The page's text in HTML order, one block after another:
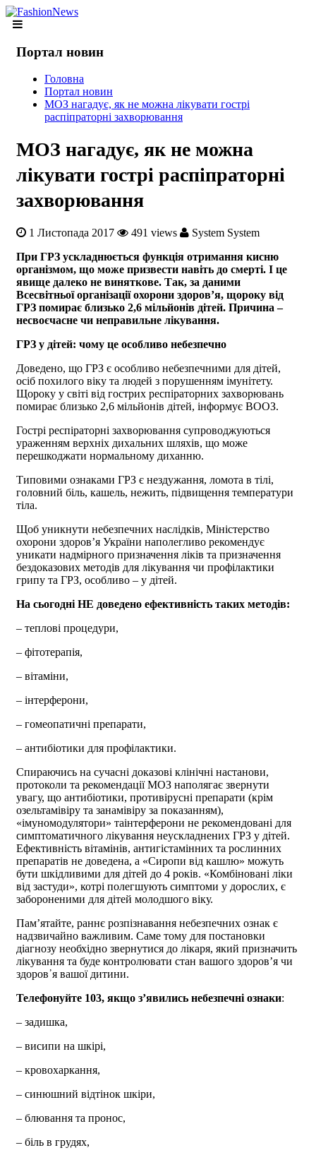
Портал новин
Головна
Портал новин
МОЗ нагадує, як не можна лікувати гострі
распіпраторні захворювання
МОЗ нагадує, як не можна
лікувати гострі распіпраторні
захворювання
1 Листопада 2017 491 views
System System
При ГРЗ ускладнюється функція отримання кисню
організмом, що може призвести навіть до смерті. І це
явище далеко не виняткове. Так, за даними
Всесвітньої організації охорони здоров’я, щороку від
ГРЗ помирає близько 2,6 мільйонів дітей. Причина –
несвоєчасне чи неправильне лікування.
ГРЗ у дітей: чому це особливо небезпечно
Доведено, що ГРЗ є особливо небезпечними для дітей,
осіб похилого віку та людей з порушенням імунітету.
Щороку у світі від гострих респіраторних захворювань
помирає близько 2,6 мільйонів дітей, інформує ВООЗ.
Гострі респіраторні захворювання супроводжуються
ураженням верхніх дихальних шляхів, що може
перешкоджати нормальному диханню.
Типовими ознаками ГРЗ є нездужання, ломота в тілі,
головний біль, кашель, нежить, підвищення температури
тіла.
Щоб уникнути небезпечних наслідків, Міністерство
охорони здоров’я України наполегливо рекомендує
уникати надмірного призначення ліків та призначення
бездоказових методів для лікування чи профілактики
грипу та ГРЗ, особливо – у дітей.
На сьогодні НЕ доведено ефективність таких методів:
– теплові процедури,
– фітотерапія,
– вітаміни,
– інтерферони,
– гомеопатичні препарати,
– антибіотики для профілактики.
Спираючись на сучасні доказові клінічні настанови,
протоколи та рекомендації МОЗ наполягає звернути
увагу, що антибіотики, противірусні препарати (крім
озельтамівіру та занамівіру за показанням),
«імуномодулятори» таінтерферони не рекомендовані для
симптоматичного лікування неускладнених ГРЗ у дітей.
Ефективність вітамінів, антигістамінних та рослинних
препаратів не доведена, а «Сиропи від кашлю» можуть
бути шкідливими для дітей до 4 років. «Комбіновані ліки
від застуди», котрі полегшують симптоми у дорослих, є
забороненими для дітей молодшого віку.
Пам’ятайте, раннє розпізнавання небезпечних ознак є
надзвичайно важливим. Саме тому для постановки
діагнозу необхідно звернутися до лікаря, який призначить
лікування та буде контролювати стан вашого здоров’я чи
здоров᾽я вашої дитини.
Телефонуйте 103, якщо з’явились небезпечні ознаки:
– задишка,
– висипи на шкірі,
– кровохаркання,
– синюшний відтінок шкіри,
– блювання та пронос,
– біль в грудях,